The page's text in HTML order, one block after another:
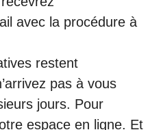
avec la procédure à
restent
pas à vous
jours. Pour
espace en ligne. Et